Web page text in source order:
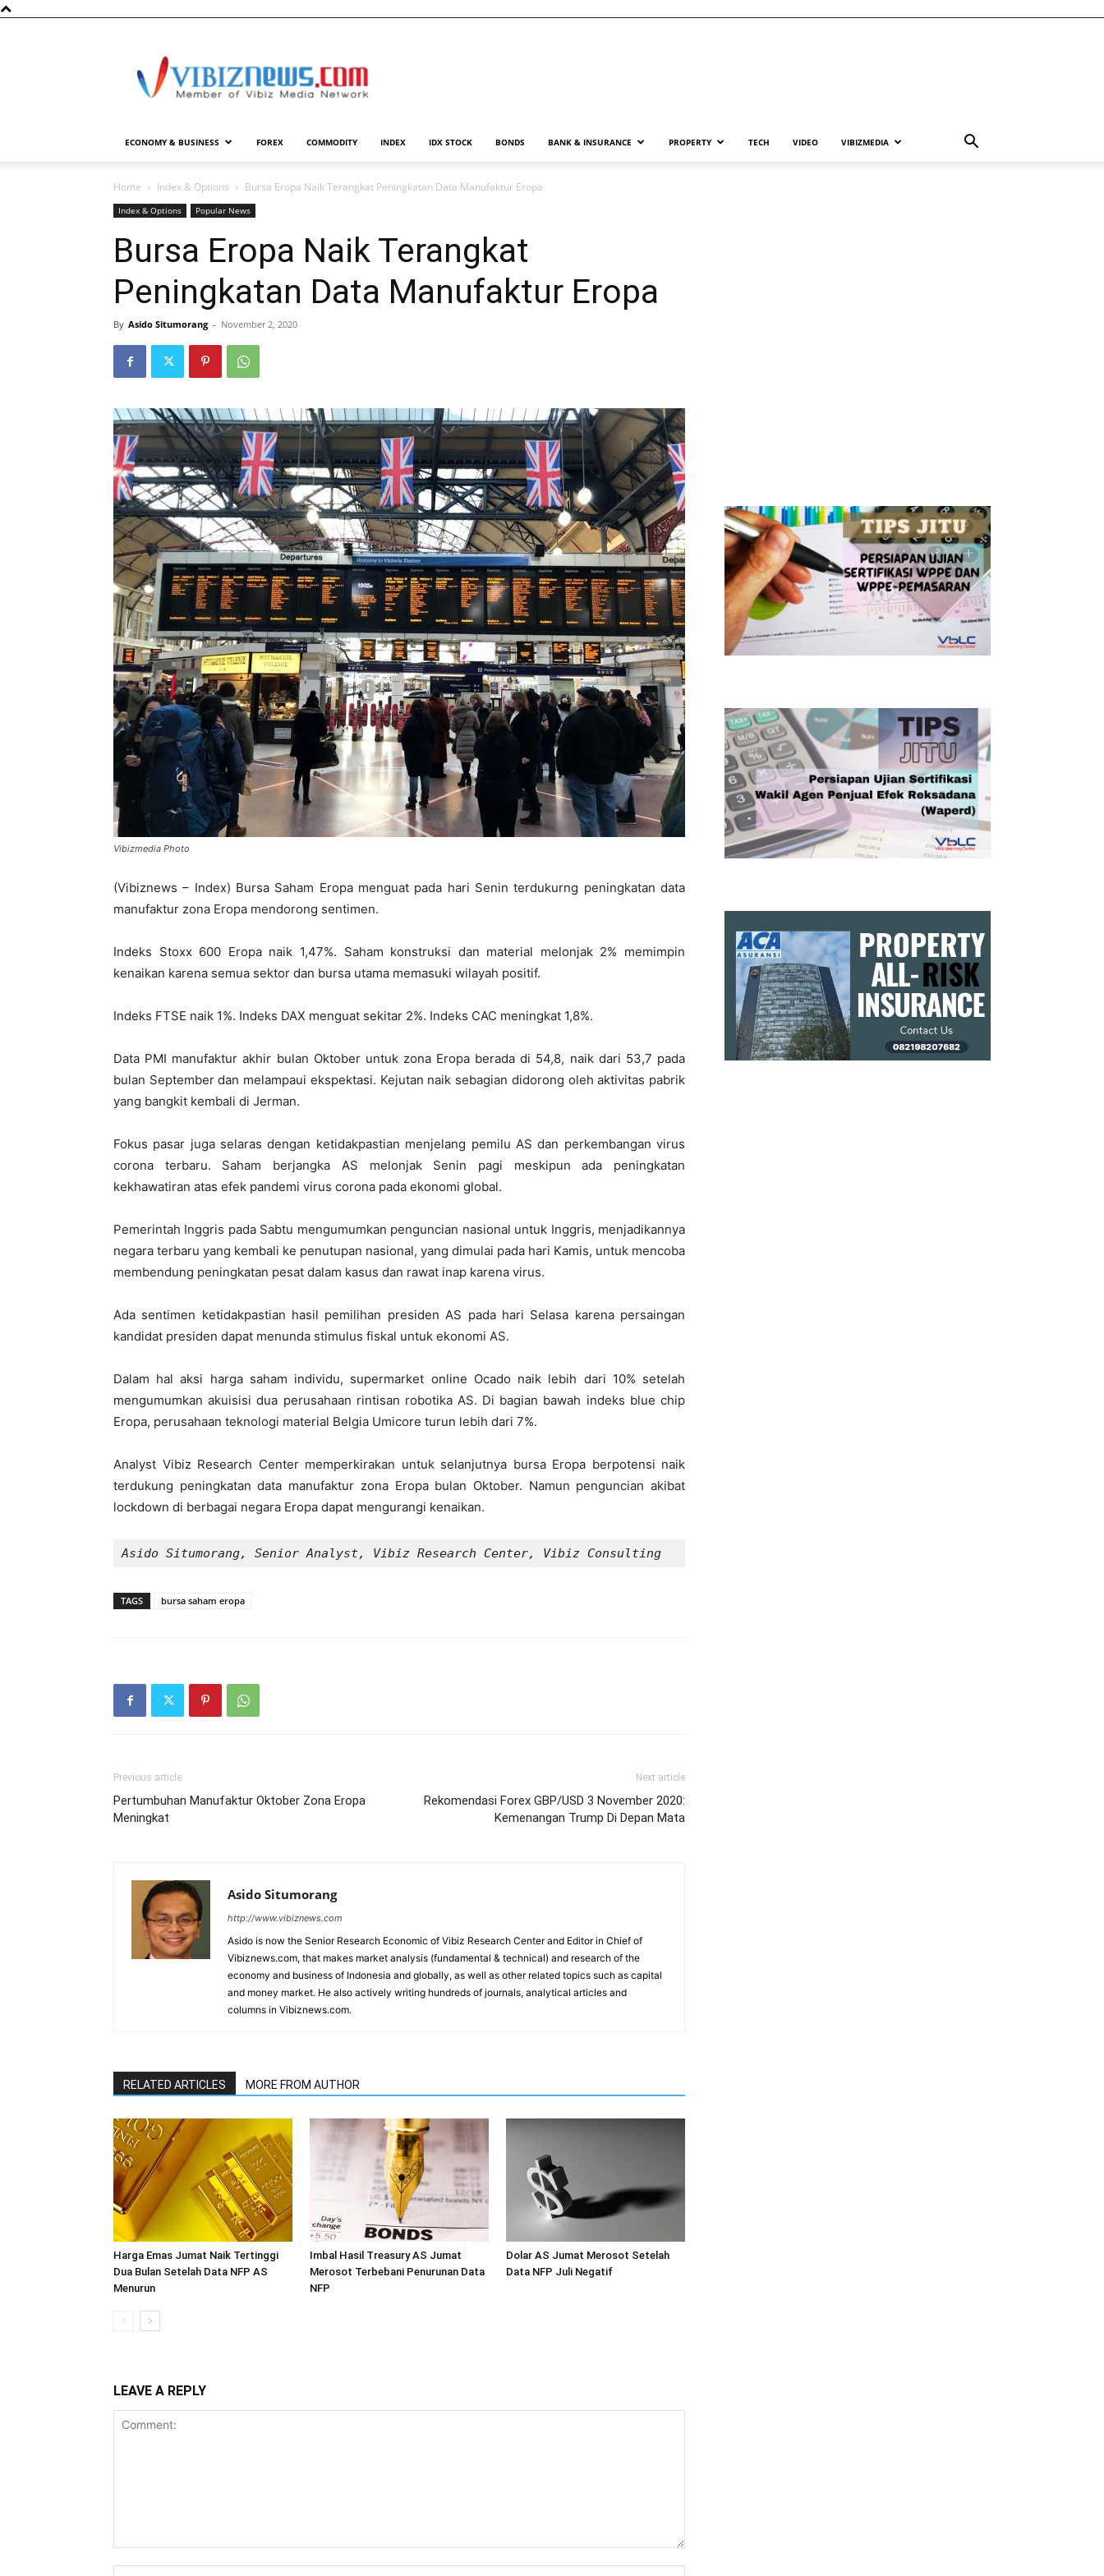
ECONOMY & BUSINESS FOREX COMMODITY INDEX IDX STOCK BONDS BANK & INSURANCE PROPERTY TECH VIDEO VIBIZMEDIA
Home Index & Options Bursa Eropa Naik Terangkat Peningkatan Data Manufaktur Eropa
Index & Options Popular News
Bursa Eropa Naik Terangkat
Peningkatan Data Manufaktur Eropa
By Asido Situmorang - November 2, 2020
Vibizmedia Photo
(Vibiznews – Index) Bursa Saham Eropa menguat pada hari Senin terdukurng peningkatan data
manufaktur zona Eropa mendorong sentimen.
Indeks Stoxx 600 Eropa naik 1,47%. Saham konstruksi dan material melonjak 2% memimpin
kenaikan karena semua sektor dan bursa utama memasuki wilayah positif.
Indeks FTSE naik 1%. Indeks DAX menguat sekitar 2%. Indeks CAC meningkat 1,8%.
Data PMI manufaktur akhir bulan Oktober untuk zona Eropa berada di 54,8, naik dari 53,7 pada
bulan September dan melampaui ekspektasi. Kejutan naik sebagian didorong oleh aktivitas pabrik
yang bangkit kembali di Jerman.
Fokus pasar juga selaras dengan ketidakpastian menjelang pemilu AS dan perkembangan virus
corona terbaru. Saham berjangka AS melonjak Senin pagi meskipun ada peningkatan
kekhawatiran atas efek pandemi virus corona pada ekonomi global.
Pemerintah Inggris pada Sabtu mengumumkan penguncian nasional untuk Inggris, menjadikannya
negara terbaru yang kembali ke penutupan nasional, yang dimulai pada hari Kamis, untuk mencoba
membendung peningkatan pesat dalam kasus dan rawat inap karena virus.
Ada sentimen ketidakpastian hasil pemilihan presiden AS pada hari Selasa karena persaingan
kandidat presiden dapat menunda stimulus fiskal untuk ekonomi AS.
Dalam hal aksi harga saham individu, supermarket online Ocado naik lebih dari 10% setelah
mengumumkan akuisisi dua perusahaan rintisan robotika AS. Di bagian bawah indeks blue chip
Eropa, perusahaan teknologi material Belgia Umicore turun lebih dari 7%.
Analyst Vibiz Research Center memperkirakan untuk selanjutnya bursa Eropa berpotensi naik
terdukung peningkatan data manufaktur zona Eropa bulan Oktober. Namun penguncian akibat
lockdown di berbagai negara Eropa dapat mengurangi kenaikan.
Asido Situmorang, Senior Analyst, Vibiz Research Center, Vibiz Consulting
TAGS bursa saham eropa
Previous article
Pertumbuhan Manufaktur Oktober Zona Eropa
Meningkat
Next article
Rekomendasi Forex GBP/USD 3 November 2020:
Kemenangan Trump Di Depan Mata
Asido Situmorang
http://www.vibiznews.com
Asido is now the Senior Research Economic of Vibiz Research Center and Editor in Chief of
Vibiznews.com, that makes market analysis (fundamental & technical) and research of the
economy and business of Indonesia and globally, as well as other related topics such as capital
and money market. He also actively writing hundreds of journals, analytical articles and
columns in Vibiznews.com.
RELATED ARTICLES MORE FROM AUTHOR
Harga Emas Jumat Naik Tertinggi
Dua Bulan Setelah Data NFP AS
Menurun
Imbal Hasil Treasury AS Jumat
Merosot Terbebani Penurunan Data
NFP
Dolar AS Jumat Merosot Setelah
Data NFP Juli Negatif
LEAVE A REPLY